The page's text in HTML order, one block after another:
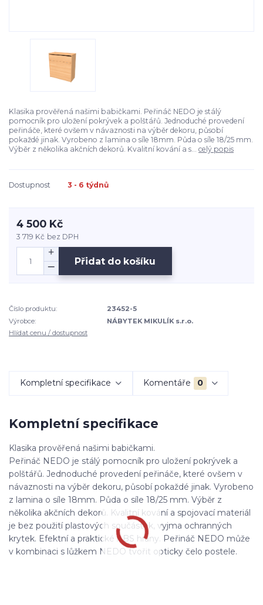
Klasika prověřená našimi babičkami. Peřináč NEDO je stálý
pomocník pro uložení pokrývek a polštářů. Jednoduché provedení
peřináče, které ovšem v návaznosti na výběr dekoru, působí
pokaždé jinak. Vyrobeno z lamina o síle 18mm. Půda o síle 18/25 mm.
Výběr z několika akčních dekorů. Kvalitní kování a s... celý popis
Dostupnost 3 - 6 týdnů
4 500 Kč
3 719 Kč bez DPH
Přidat do košíku
Číslo produktu:
23452-5
Výrobce:
NÁBYTEK MIKULÍK s.r.o.
Hlídat cenu / dostupnost
Kompletní specifikace Komentáře 0
Kompletní specifikace
Klasika prověřená našimi babičkami.
Peřináč NEDO je stálý pomocník pro uložení pokrývek a
polštářů. Jednoduché provedení peřináče, které ovšem v
návaznosti na výběr dekoru, působí pokaždé jinak. Vyrobeno
z lamina o síle 18mm. Půda o síle 18/25 mm. Výběr z
několika akčních dekorů. Kvalitní kování a spojovací materiál
je bez použití plastových součástek, vyjma ochranných
krytek. Efektní a praktické ABS hrany. Peřináč NEDO může
v kombinaci s lůžkem NEDO tvořit opticky čelo postele.